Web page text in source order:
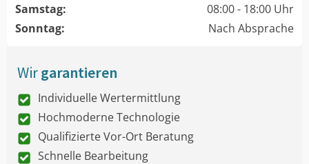
Samstag:
08:00 - 18:00 Uhr
Sonntag:
Nach Absprache
Wirgarantieren
Individuelle Wertermittlung
Hochmoderne Technologie
Qualifizierte Vor-Ort Beratung
Schnelle Bearbeitung